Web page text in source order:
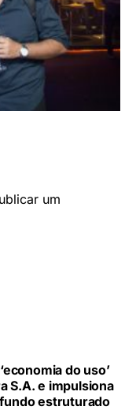
um
do uso’
S.A. e impulsiona
estruturado